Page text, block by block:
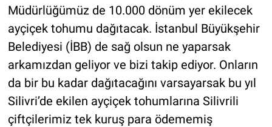
Müdürlüğümüz de 10.000 dönüm yer ekilecek
ayçiçek tohumu dağıtacak. İstanbul Büyükşehir
Belediyesi (İBB) de sağ olsun ne yaparsak
arkamızdan geliyor ve bizi takip ediyor. Onların
da bir bu kadar dağıtacağını varsayarsak bu yıl
Silivri’de ekilen ayçiçek tohumlarına Silivrili
çiftçilerimiz tek kuruş para ödememiş